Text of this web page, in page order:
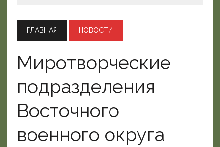
ГЛАВНАЯ НОВОСТИ
Миротворческие
подразделения
Восточного
военного округа